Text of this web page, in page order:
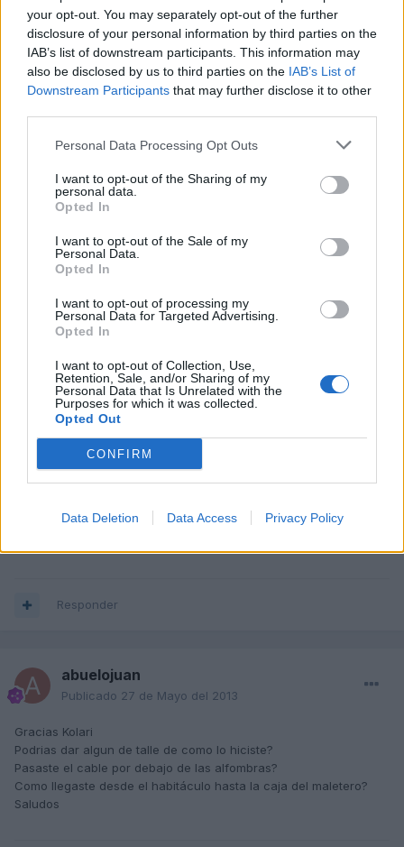
your opt-out. You may separately opt-out of the further
disclosure of your personal information by third parties on the
IAB’s list of downstream participants. This information may
also be disclosed by us to third parties on the IAB’s List of
Downstream Participants that may further disclose it to other
Personal Data Processing Opt Outs
I want to opt-out of the Sharing of my
personal data.
Opted In
I want to opt-out of the Sale of my
Personal Data.
Opted In
I want to opt-out of processing my
Personal Data for Targeted Advertising.
Opted In
I want to opt-out of Collection, Use,
Retention, Sale, and/or Sharing of my
Personal Data that Is Unrelated with the
Purposes for which it was collected.
Opted Out
CONFIRM
Data Deletion Data Access Privacy Policy
abuelojuan
Publicado27 de Mayo del 2013
Hola Plusvolumen
Si que miramos por el foro, ese brico ya esta hecho, pero lo que
no pone en el mismo (y aparentemente no tiene respuesta hasta
ahora) es una toma BAJO LLAVE que corte la corriente al sacar la
El asunto es quitar la alimentacion de un chisme
permenentemente conectado (no como la nevera) cuando no
estamos en el coche
Gracias de todos modos por tu ayuda
Responder
Kolari
Publicado27 de Mayo del 2013
Pues en mi modelo (2.0 tdi) no hay fusibles en el maletero que
sean bajo llave (portafusibles de color marrón en lugar de negro)
así que en su día pasé una manguera de sección "generosa"
desde los fusibles de la guantera hasta el maletero y amplie una
línea completa de fusibles bajo llave comprando el soporte en
recambios del concesionario ya que me quedaba hueco libre.
Así aproveche para alimentar las pantallas de los reposacabezas
Responder
abuelojuan
Publicado 27 de Mayo del 2013
Gracias Kolari
Podrias dar algun de talle de como lo hiciste?
Pasaste el cable por debajo de las alfombras?
Como llegaste desde el habitáculo hasta la caja del maletero?
Saludos